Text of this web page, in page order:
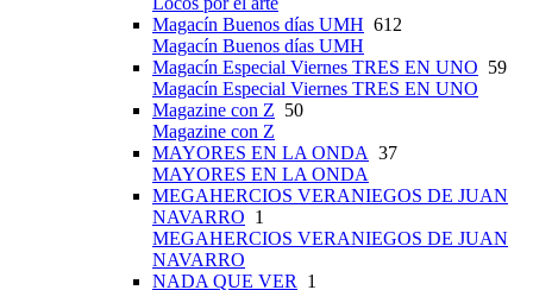
Magacín Buenos días UMH 612
Magacín Buenos días UMH
Magacín Especial Viernes TRES EN UNO 59
Magacín Especial Viernes TRES EN UNO
Magazine con Z 50
Magazine con Z
MAYORES EN LA ONDA 37
MAYORES EN LA ONDA
MEGAHERCIOS VERANIEGOS DE JUAN
NAVARRO 1
MEGAHERCIOS VERANIEGOS DE JUAN
NAVARRO
NADA QUE VER
1